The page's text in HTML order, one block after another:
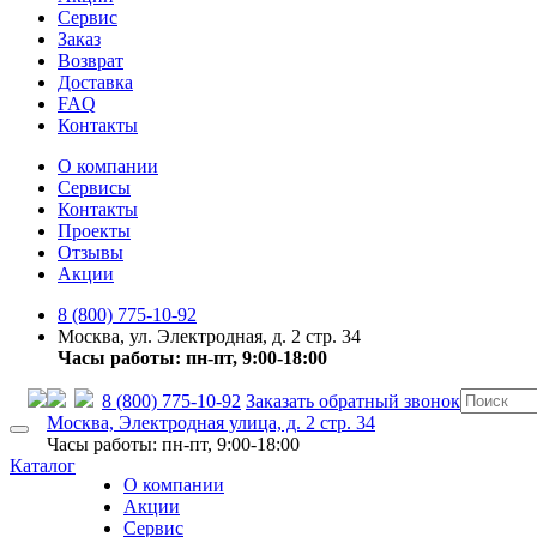
Сервис
Заказ
Возврат
Доставка
FAQ
Контакты
О компании
Сервисы
Контакты
Проекты
Отзывы
Акции
8 (800) 775-10-92
Москва, ул. Электродная, д. 2 стр. 34
Часы работы: пн-пт, 9:00-18:00
8 (800) 775-10-92 Заказать обратный звонок
Москва, Электродная улица, д. 2 стр. 34
Часы работы: пн-пт, 9:00-18:00
Каталог
О компании
Акции
Сервис